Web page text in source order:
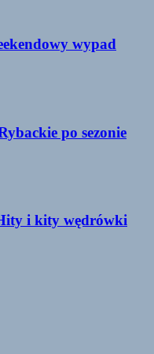
wypad
po sezonie
i kity wędrówki